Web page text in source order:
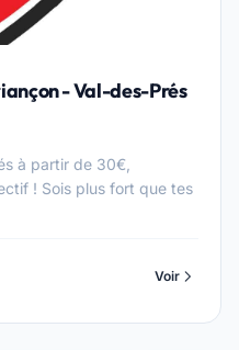
- Val-des-Prés
à partir de 30€,
! Sois plus fort que tes
Voir